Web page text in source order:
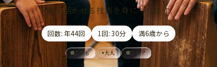
ンにも活かせる技術を身につけます。
回数: 年44回 1回: 30分 満6歳から
こども 大人 シニア